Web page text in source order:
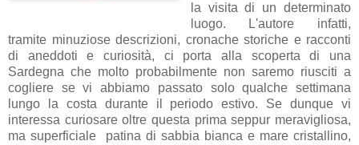
la visita di un determinato
luogo. L'autore infatti,
tramite minuziose descrizioni, cronache storiche e racconti
di aneddoti e curiosità, ci porta alla scoperta di una
Sardegna che molto probabilmente non saremo riusciti a
cogliere se vi abbiamo passato solo qualche settimana
lungo la costa durante il periodo estivo. Se dunque vi
interessa curiosare oltre questa prima seppur meravigliosa,
ma superficiale patina di sabbia bianca e mare cristallino,